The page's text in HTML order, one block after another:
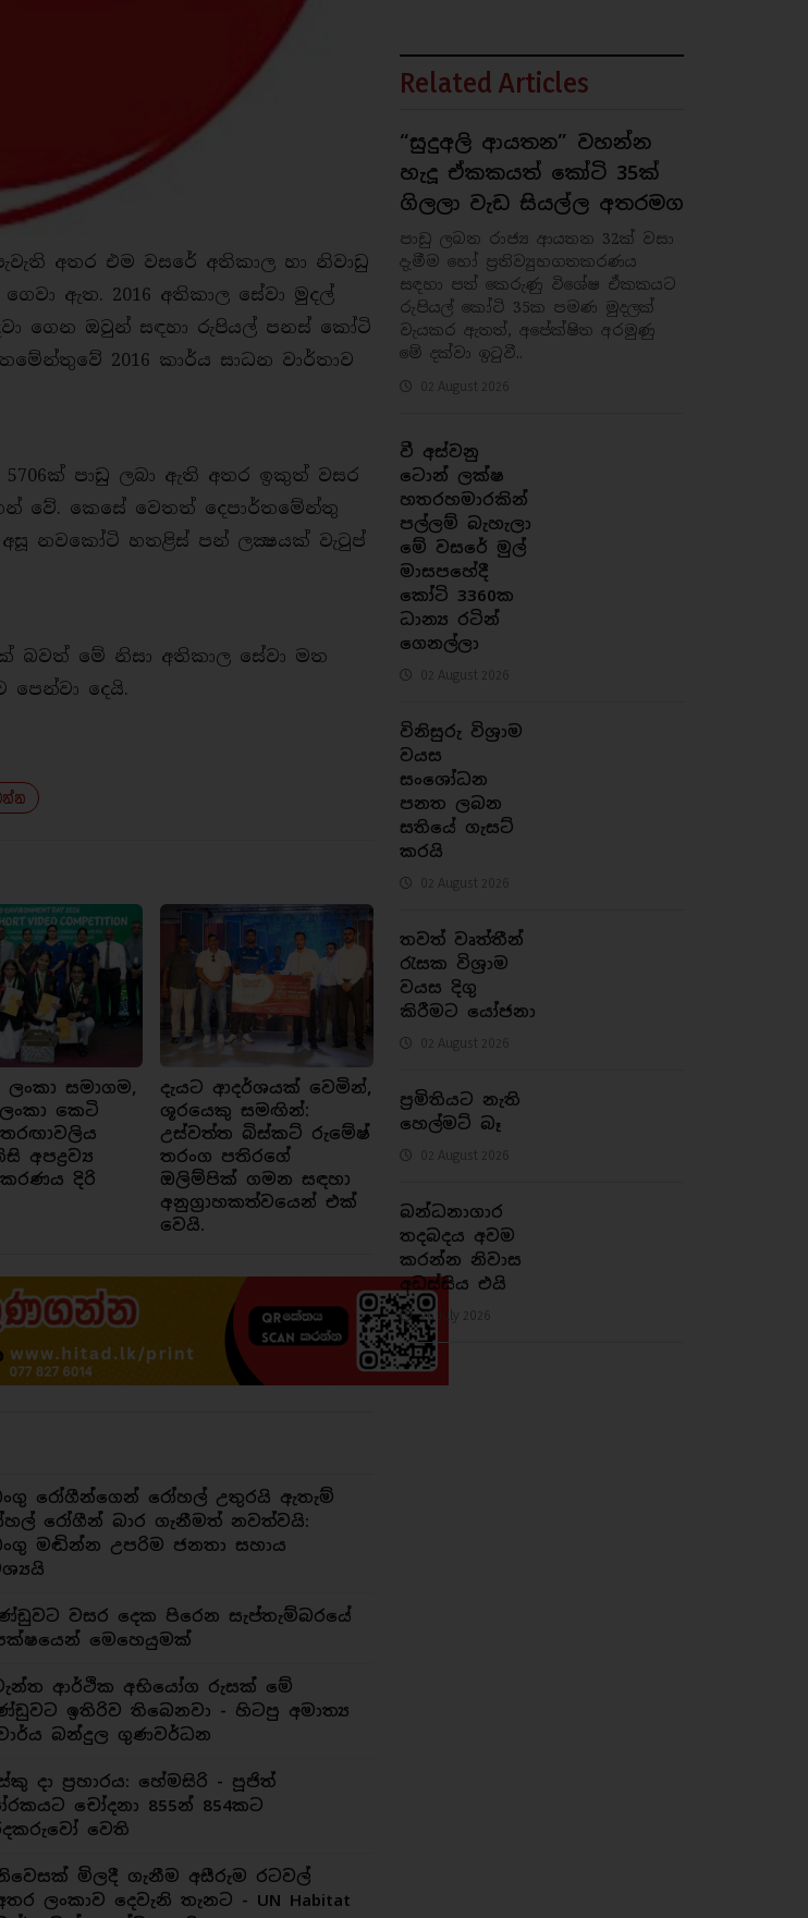
අතර එම වසරේ අතිකාල හා නිවාඩු
ඇත. 2016 අතිකාල සේවා මුදල්
ගෙන ඔවුන් සඳහා රුපියල් පනස් කෝටි
2016 කාර්ය සාධන වාර්තාව
පාඩු ලබා ඇති අතර ඉකුත් වසර
වේ. කෙසේ වෙතත් දෙපාර්තමේන්තු
අසූ නවකෝටි හතළිස් පන් ලක්‍ෂයක් වැටුප්
බවත් මේ නිසා අතිකාල සේවා මත
දෙයි.
සමාගම,
කෙටි
අපද්‍රව්‍ය
දිරි
දැයට ආදර්ශයක් වෙමින්,
ශූරයෙකු සමඟින්:
උස්වත්ත බිස්කට් රුමේෂ්
තරංග පතිරගේ
ඔලිම්පික් ගමන සඳහා
අනුග්‍රාහකත්වයෙන් එක්
වෙයි.
රෝගීන්ගෙන් රෝහල් උතුරයි ඇතැම්
රෝගීන් බාර ගැනීමත් නවත්වයි:
මඬින්න උපරිම ජනතා සහාය
වසර දෙක පිරෙන සැප්තැම්බරයේ
මෙහෙයුමක්
ආර්ථික අභියෝග රුසක් මේ
ඉතිරිව තිබෙනවා - හිටපු අමාත්‍ය
බන්දුල ගුණවර්ධන
දා ප්‍රහාරය: හේමසිරි - පූජිත්
චෝදනා 855න් 854කට
වෙති
මිලදී ගැනීම අසීරුම රටවල්
ලංකාව දෙවැනි තැනට - UN Habitat
Related Articles
“සුදුඅලි ආයතන”‍ වහන්න
හැදූ ඒකකයත් කෝටි 35ක්
ගිලලා වැඩ සියල්ල අතරමග
පාඩු ලබන රාජ්‍ය ආයතන 32ක් වසා
දැමීම හෝ ප්‍රතිව්‍යුහගතකරණය
සඳහා පත් කෙරුණු විශේෂ ඒකකයට
රුපියල් කෝටි 35ක පමණ මුදලක්
වැයකර ඇතත්, අපේක්ෂිත අරමුණු
මේ දක්වා ඉටුවී..
02 August 2026
වී අස්වනු
ටොන් ලක්ෂ
හතරහමාරකින්
පල්ලම් බැහැලා
මේ වසරේ මුල්
මාසපහේදී
කෝටි 3360ක
ධාන්‍ය රටින්
ගෙනල්ලා
02 August 2026
විනිසුරු විශ්‍රාම
වයස
සංශෝධන
පනත ලබන
සතියේ ගැසට්
කරයි
02 August 2026
තවත් වෘත්තීන්
රැසක විශ්‍රාම
වයස දිගු
කිරීමට යෝජනා
02 August 2026
ප්‍රමිතියට නැති
හෙල්මට් බෑ
02 August 2026
බන්ධනාගාර
තදබදය අවම
කරන්න නිවාස
අඩස්සිය එයි
26 July 2026